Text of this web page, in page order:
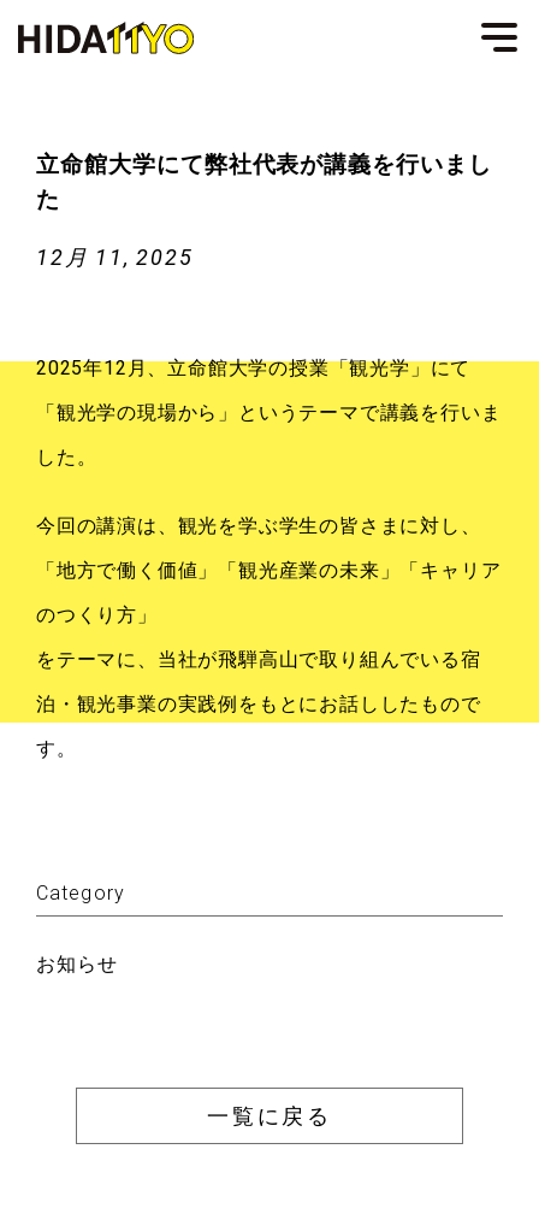
立命館大学にて弊社代表が講義を行いまし
た
12月 11, 2025
2025年12月、立命館大学の授業「観光学」にて
「観光学の現場から」というテーマで講義を行いま
した。
今回の講演は、観光を学ぶ学生の皆さまに対し、
「地方で働く価値」「観光産業の未来」「キャリア
のつくり方」
をテーマに、当社が飛騨高山で取り組んでいる宿
泊・観光事業の実践例をもとにお話ししたもので
す。
Category
お知らせ
一覧に戻る